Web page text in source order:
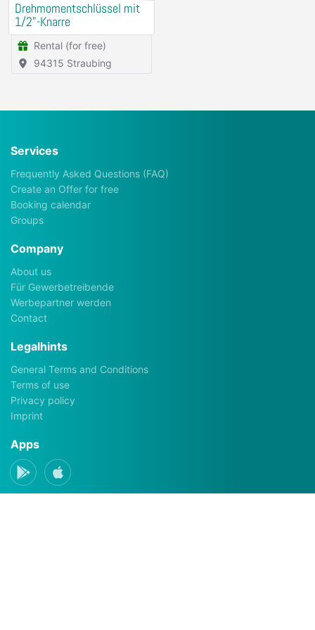
Drehmomentschlüssel mit
1/2"-Knarre
Rental (for free)
94315 Straubing
Services
Frequently Asked Questions (FAQ)
Create an Offer for free
Booking calendar
Groups
Company
About us
Für Gewerbetreibende
Werbepartner werden
Contact
Legalhints
General Terms and Conditions
Terms of use
Privacy policy
Imprint
Apps